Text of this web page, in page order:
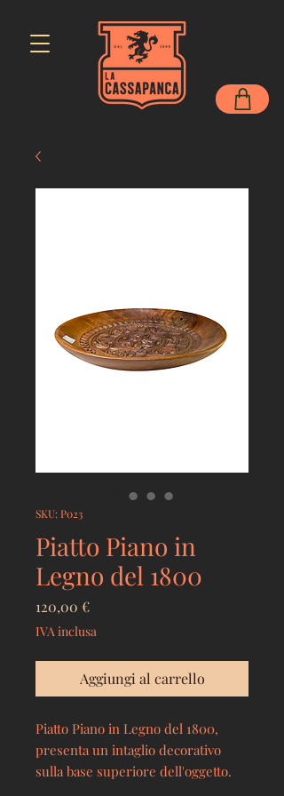
SKU: P023
Piatto Piano in
Legno del 1800
120,00 €Prezzo
IVA inclusa
Aggiungi al carrello
Piatto Piano in Legno del 1800,
presenta un intaglio decorativo
sulla base superiore dell'oggetto.